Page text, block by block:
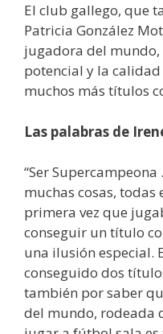
El club gallego, que
Patricia González
jugadora del
potencial y la
muchos más títulos
Las palabras de
“Ser
muchas cosas, todas
primera vez que
conseguir un título
una ilusión especial.
conseguido dos
también por saber
del mundo, rodeada